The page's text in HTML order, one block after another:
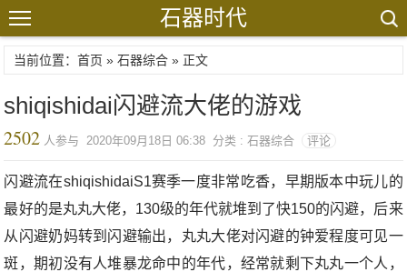
石器时代
当前位置：首页 »石器综合 » 正文
shiqishidai闪避流大佬的游戏
2502 人参与 2020年09月18日 06:38 分类 : 石器综合 评论
闪避流在shiqishidaiS1赛季一度非常吃香，早期版本中玩儿的
最好的是丸丸大佬，130级的年代就堆到了快150的闪避，后来
从闪避奶妈转到闪避输出，丸丸大佬对闪避的钟爱程度可见一
斑，期初没有人堆暴龙命中的年代，经常就剩下丸丸一个人，